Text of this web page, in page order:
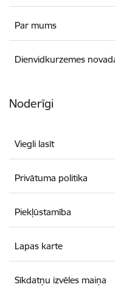
Par mums
Dienvidkurzemes
Noderīgi
Viegli lasīt
Privātuma politika
Piekļūstamība
Lapas karte
Sīkdatņu izvēles maiņa